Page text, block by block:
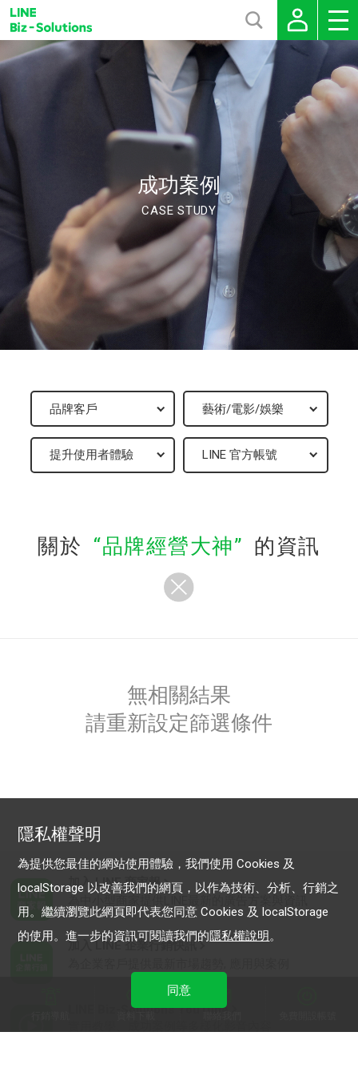
成功案例
CASE STUDY
關於 品牌經營大神 的資訊
無相關結果
請重新設定篩選條件
加入 LINE 商家報
加入 LINE 企業行銷快訊
LINE Biz-Solutions YouTube
隱私權聲明
為提供您最佳的網站使用體驗，我們使用 Cookies 及
localStorage 以改善我們的網頁，以作為技術、分析、行銷之
用。繼續瀏覽此網頁即代表您同意 Cookies 及 localStorage
的使用。進一步的資訊可閱讀我們的隱私權說明。
同意